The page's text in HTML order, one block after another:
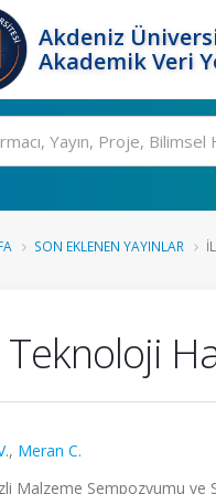
Akdeniz
Akademik Veri
SON EKLENEN YAYINLAR
Teknoloji
, Meran C.
Malzeme Sempozyumu ve